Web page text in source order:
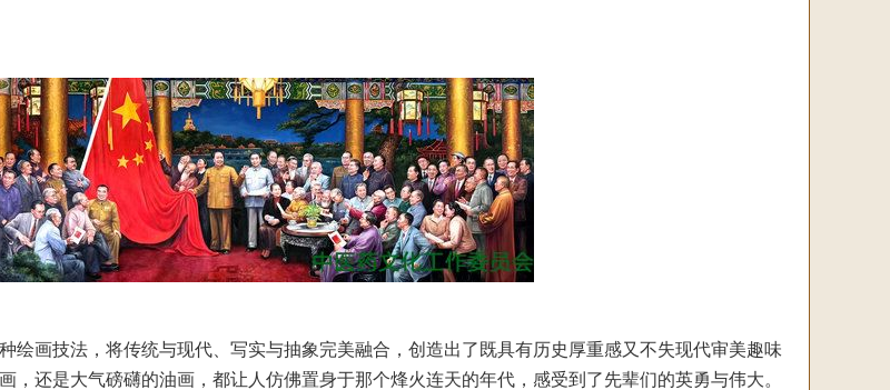
画技法，将传统与现代、写实与抽象完美融合，创造出了既具有历史厚重感又不失现代审美趣味
，还是大气磅礴的油画，都让人仿佛置身于那个烽火连天的年代，感受到了先辈们的英勇与伟大。